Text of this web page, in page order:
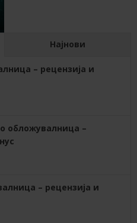
Најнови
– рецензија и
обложувалница –
– рецензија и